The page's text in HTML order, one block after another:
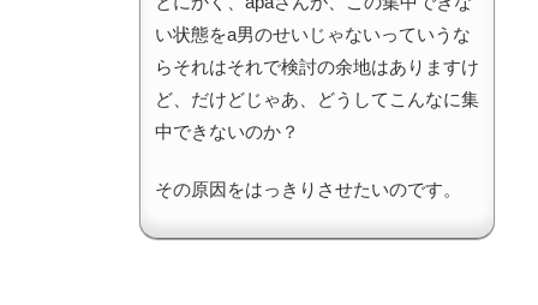
い状態をa男のせいじゃないっていうな
らそれはそれで検討の余地はありますけ
ど、だけどじゃあ、どうしてこんなに集
中できないのか？
その原因をはっきりさせたいのです。